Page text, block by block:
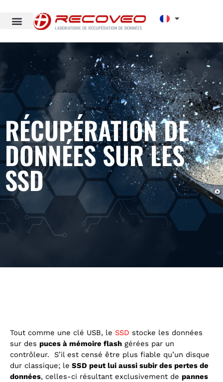
RÉCUPÉRATION DE
DONNÉES SUR LES
SSD
Tout comme une clé USB, le SSD stocke les données
sur des puces à mémoire flash gérées par un
contrôleur. S’il est censé être plus fiable qu’un disque
dur classique; le SSD peut lui aussi subir des pertes de
données, celles-ci résultant exclusivement de pannes